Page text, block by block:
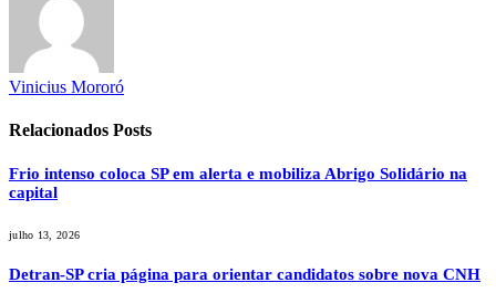
Vinicius Mororó
Relacionados Posts
Frio intenso coloca SP em alerta e mobiliza Abrigo Solidário na
capital
julho 13, 2026
Detran-SP cria página para orientar candidatos sobre nova CNH